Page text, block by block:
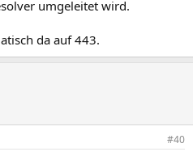
umgeleitet wird.
da auf 443.
#40